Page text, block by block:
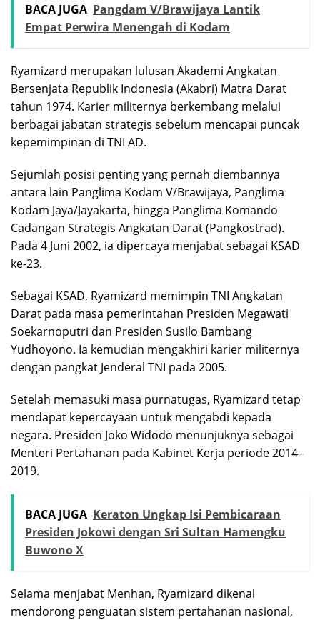
BACA JUGA Pangdam V/Brawijaya Lantik
Empat Perwira Menengah di Kodam
Ryamizard merupakan lulusan Akademi Angkatan
Bersenjata Republik Indonesia (Akabri) Matra Darat
tahun 1974. Karier militernya berkembang melalui
berbagai jabatan strategis sebelum mencapai puncak
kepemimpinan di TNI AD.
Sejumlah posisi penting yang pernah diembannya
antara lain Panglima Kodam V/Brawijaya, Panglima
Kodam Jaya/Jayakarta, hingga Panglima Komando
Cadangan Strategis Angkatan Darat (Pangkostrad).
Pada 4 Juni 2002, ia dipercaya menjabat sebagai KSAD
ke-23.
Sebagai KSAD, Ryamizard memimpin TNI Angkatan
Darat pada masa pemerintahan Presiden Megawati
Soekarnoputri dan Presiden Susilo Bambang
Yudhoyono. Ia kemudian mengakhiri karier militernya
dengan pangkat Jenderal TNI pada 2005.
Setelah memasuki masa purnatugas, Ryamizard tetap
mendapat kepercayaan untuk mengabdi kepada
negara. Presiden Joko Widodo menunjuknya sebagai
Menteri Pertahanan pada Kabinet Kerja periode 2014–
2019.
BACA JUGA Keraton Ungkap Isi Pembicaraan
Presiden Jokowi dengan Sri Sultan Hamengku
Buwono X
Selama menjabat Menhan, Ryamizard dikenal
mendorong penguatan sistem pertahanan nasional,